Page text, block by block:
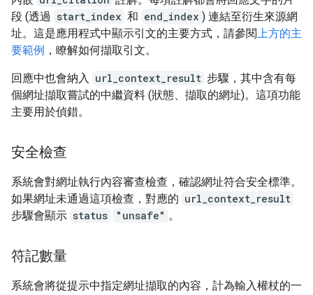
段 (透過 start_index 和 end_index ) 連結至衍生來源網
址。這是應用程式中顯示引文的主要方式，請參閱上方的主
要範例 ，瞭解如何擷取引文。
回應中也會納入 url_context_result 步驟，其中含有每
個網址擷取嘗試的中繼資料 (狀態、擷取的網址)。這項功能
主要用於偵錯。
安全檢查
系統會對網址執行內容審查檢查，確認網址符合安全標準。
如果網址未通過這項檢查，對應的 url_context_result
步驟會顯示 status "unsafe" 。
符記數量
系統會將從提示中指定網址擷取的內容，計為輸入權杖的一